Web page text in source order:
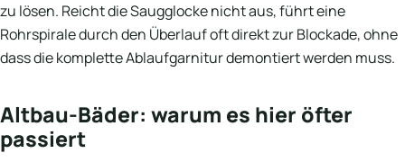
zu lösen. Reicht die Saugglocke nicht aus, führt eine
Rohrspirale durch den Überlauf oft direkt zur Blockade, ohne
dass die komplette Ablaufgarnitur demontiert werden muss.
Altbau-Bäder: warum es hier öfter
passiert